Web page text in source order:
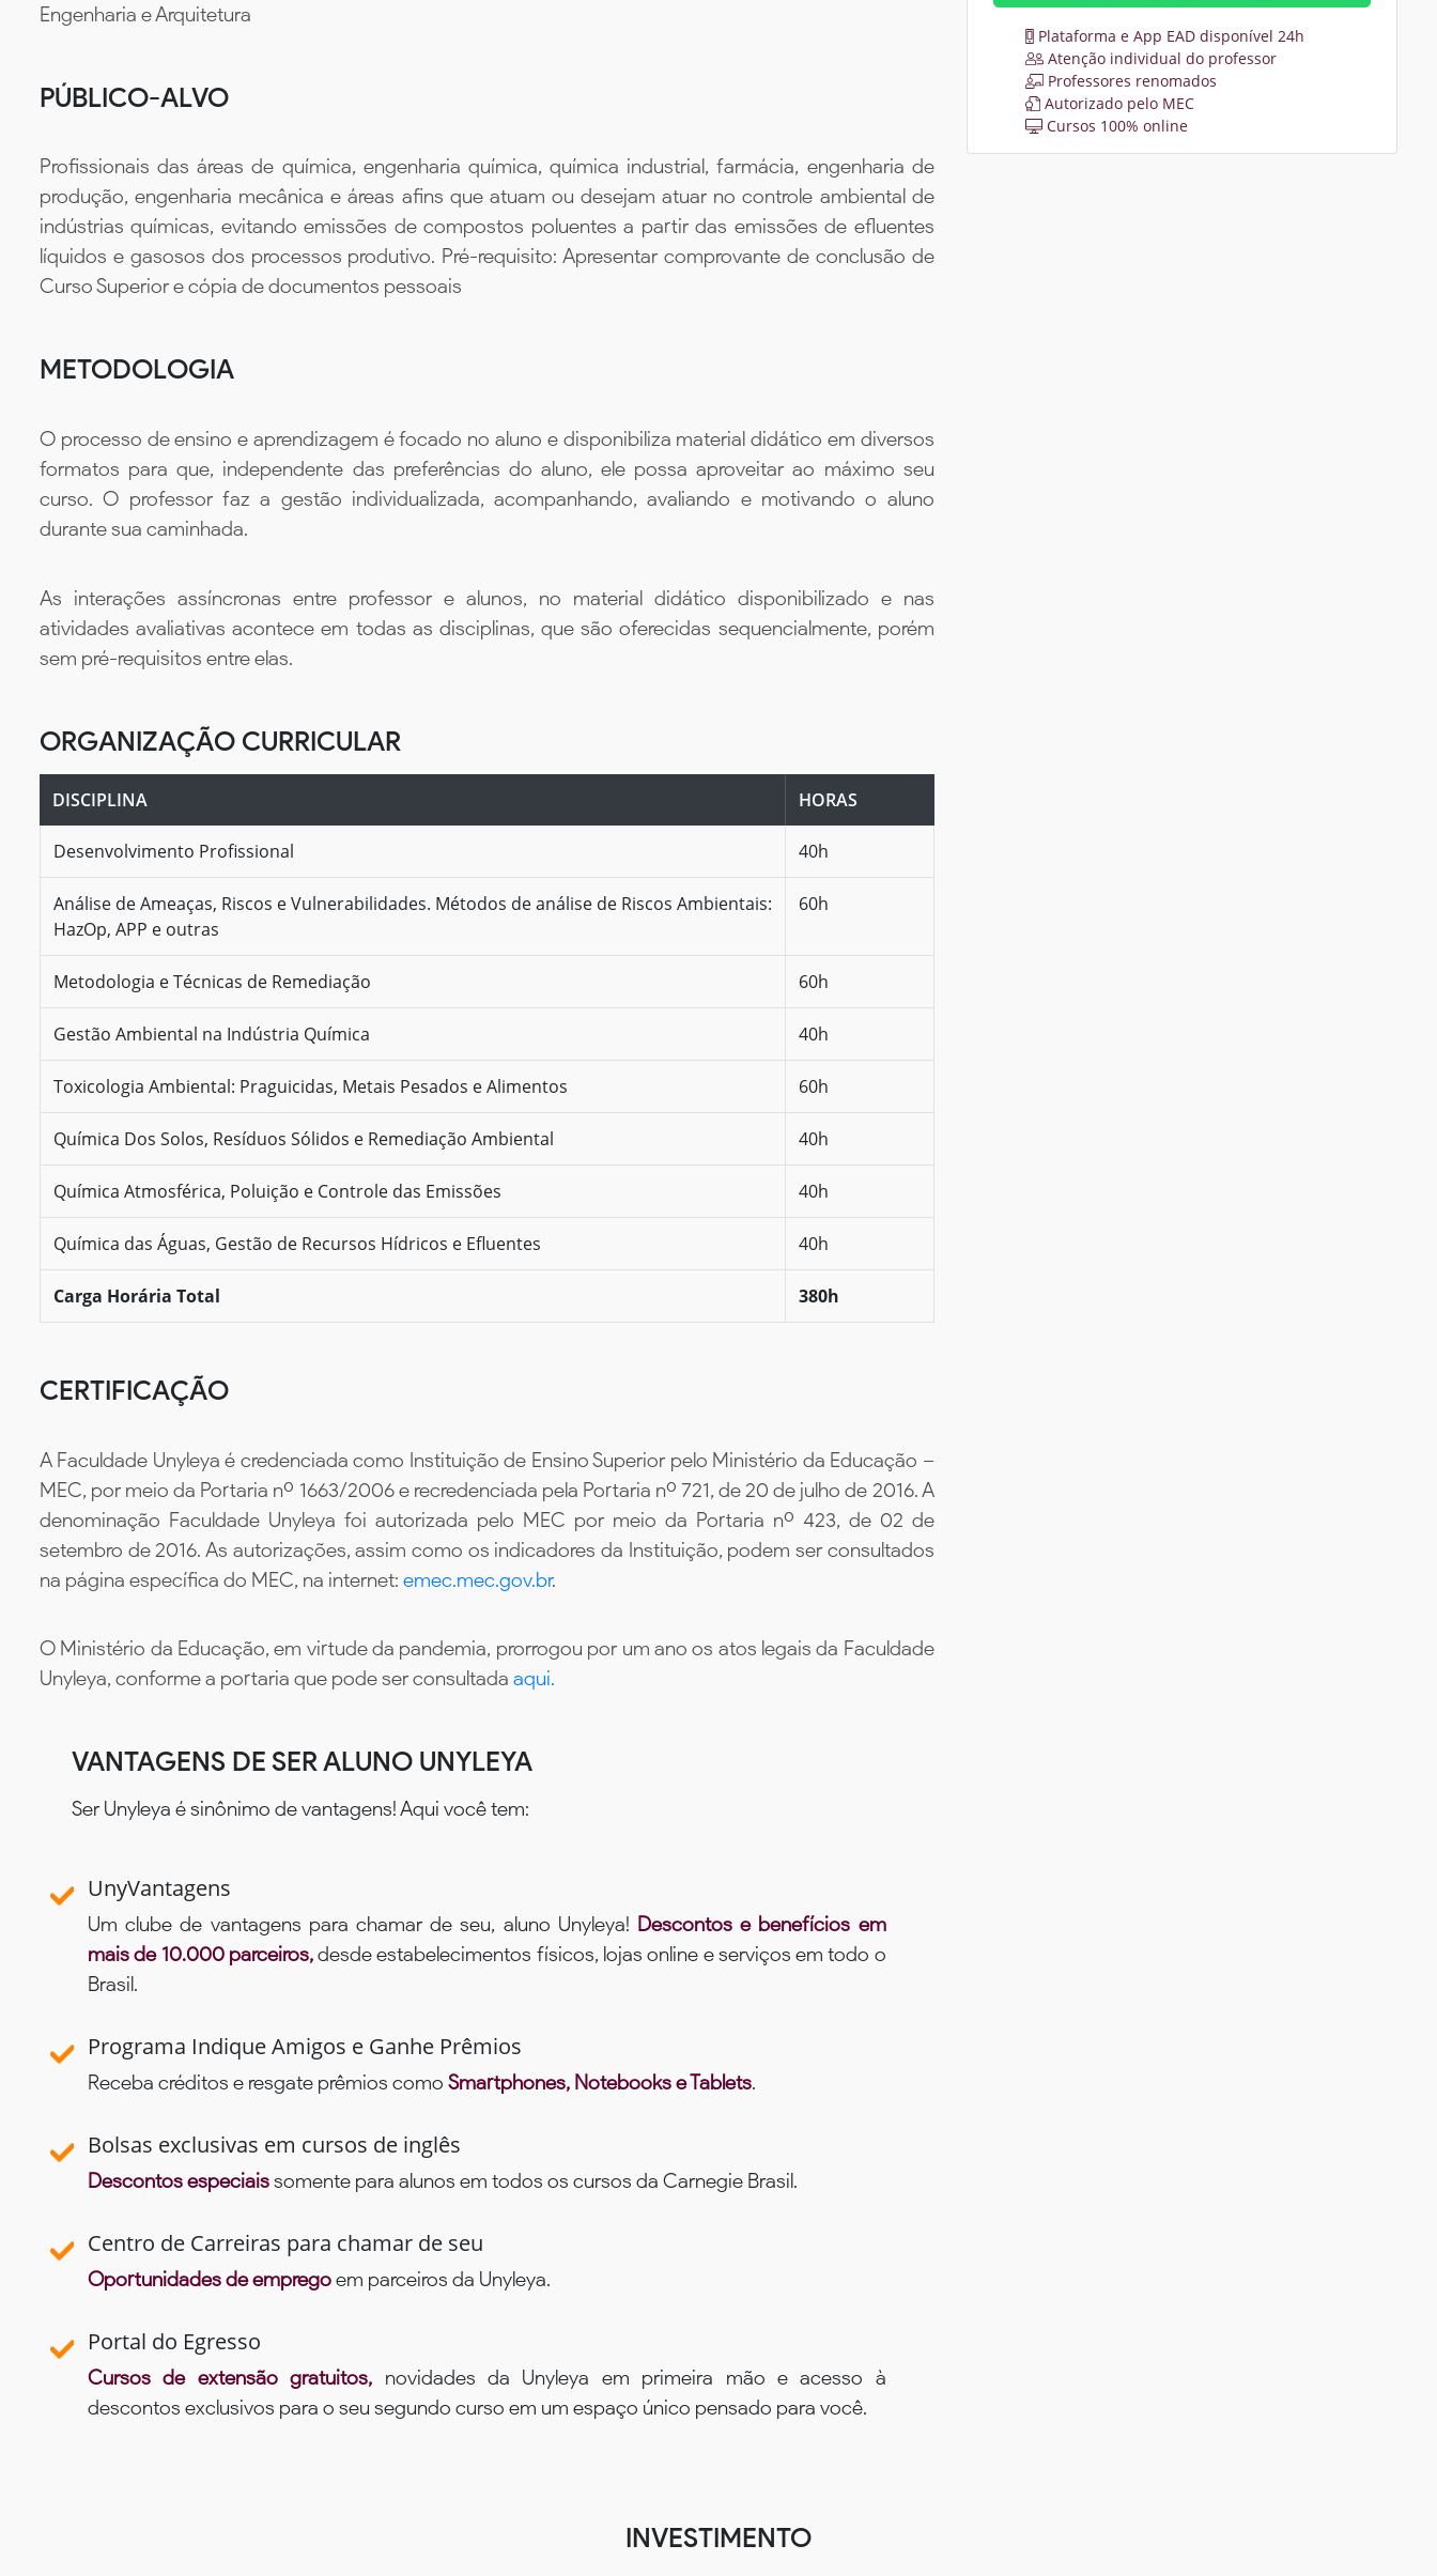
Engenharia e Arquitetura
PÚBLICO-ALVO
Profissionais das áreas de química, engenharia química, química industrial, farmácia, engenharia de
produção, engenharia mecânica e áreas afins que atuam ou desejam atuar no controle ambiental de
indústrias químicas, evitando emissões de compostos poluentes a partir das emissões de efluentes
líquidos e gasosos dos processos produtivo. Pré-requisito: Apresentar comprovante de conclusão de
Curso Superior e cópia de documentos pessoais
METODOLOGIA
O processo de ensino e aprendizagem é focado no aluno e disponibiliza material didático em diversos
formatos para que, independente das preferências do aluno, ele possa aproveitar ao máximo seu
curso. O professor faz a gestão individualizada, acompanhando, avaliando e motivando o aluno
durante sua caminhada.
As interações assíncronas entre professor e alunos, no material didático disponibilizado e nas
atividades avaliativas acontece em todas as disciplinas, que são oferecidas sequencialmente, porém
sem pré-requisitos entre elas.
ORGANIZAÇÃO CURRICULAR
DISCIPLINA HORAS
Desenvolvimento Profissional 40h
Análise de Ameaças, Riscos e Vulnerabilidades. Métodos de análise de Riscos Ambientais:
HazOp, APP e outras
60h
Metodologia e Técnicas de Remediação 60h
Gestão Ambiental na Indústria Química 40h
Toxicologia Ambiental: Praguicidas, Metais Pesados e Alimentos 60h
Química Dos Solos, Resíduos Sólidos e Remediação Ambiental 40h
Química Atmosférica, Poluição e Controle das Emissões 40h
Química das Águas, Gestão de Recursos Hídricos e Efluentes 40h
Carga Horária Total 380h
CERTIFICAÇÃO
A Faculdade Unyleya é credenciada como Instituição de Ensino Superior pelo Ministério da Educação –
MEC, por meio da Portaria nº 1663/2006 e recredenciada pela Portaria nº 721, de 20 de julho de 2016. A
denominação Faculdade Unyleya foi autorizada pelo MEC por meio da Portaria nº 423, de 02 de
setembro de 2016. As autorizações, assim como os indicadores da Instituição, podem ser consultados
na página específica do MEC, na internet: emec.mec.gov.br.
O Ministério da Educação, em virtude da pandemia, prorrogou por um ano os atos legais da Faculdade
Unyleya, conforme a portaria que pode ser consultada aqui.
VANTAGENS DE SER ALUNO UNYLEYA
Ser Unyleya é sinônimo de vantagens! Aqui você tem:
UnyVantagens
Um clube de vantagens para chamar de seu, aluno Unyleya! Descontos e benefícios em
mais de 10.000 parceiros,desde estabelecimentos físicos, lojas online e serviços em todo o
Brasil.
Programa Indique Amigos e Ganhe Prêmios
Receba créditos e resgate prêmios como Smartphones, Notebooks e Tablets.
Bolsas exclusivas em cursos de inglês
Descontos especiaissomente para alunos em todos os cursos da Carnegie Brasil.
Centro de Carreiras para chamar de seu
Oportunidades de empregoem parceiros da Unyleya.
Portal do Egresso
Cursos de extensão gratuitos, novidades da Unyleya em primeira mão e acesso à
descontos exclusivos para o seu segundo curso em um espaço único pensado para você.
Plataforma e App EAD disponível 24h
Atenção individual do professor
Professores renomados
Autorizado pelo MEC
Cursos 100% online
INVESTIMENTO